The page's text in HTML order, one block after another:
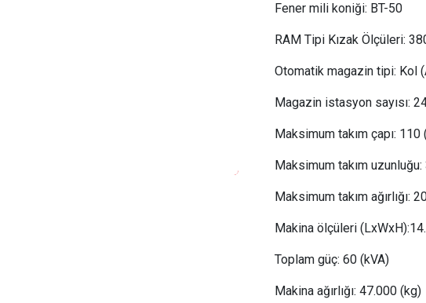
Fener mili koniği: BT-50
RAM Tipi Kızak Ölçüleri:
Otomatik magazin tipi: Kol
Magazin istasyon sayısı:
Maksimum takım çapı: 110
Maksimum takım uzunluğu:
Maksimum takım ağırlığı:
Makina ölçüleri
Toplam güç: 60 (kVA)
Makina ağırlığı: 47.000 (kg)